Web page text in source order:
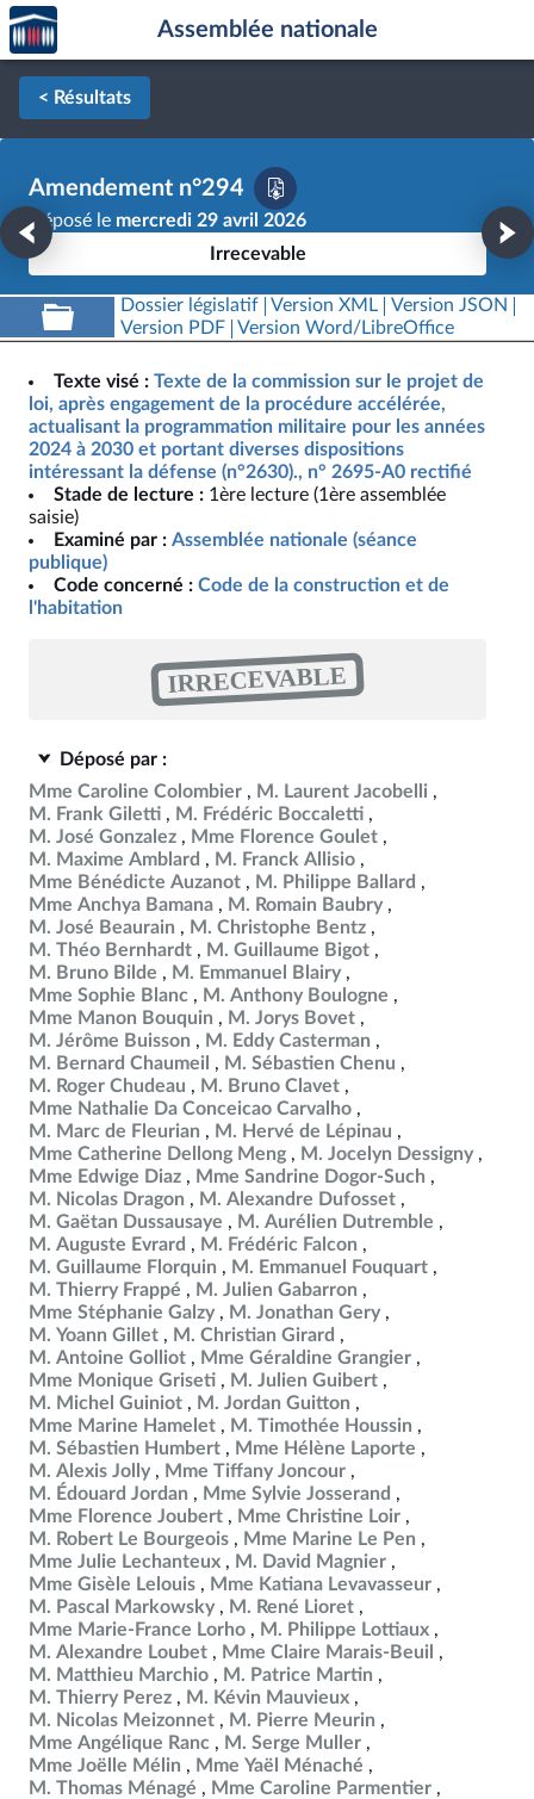
Aller au contenu
Aller en bas de la page
Accèder
à la
page
d'accueil
Assemblée nationale
< Résultats
Amendement n°294
Déposé le mercredi 29 avril 2026
Irrecevable
Dossier législatif Version XML
Version JSON
Version PDF
Version Word/LibreOffice
Texte visé : Texte de la commission sur le projet de
loi, après engagement de la procédure accélérée,
actualisant la programmation militaire pour les années
2024 à 2030 et portant diverses dispositions
intéressant la défense (n°2630)., n° 2695-A0 rectifié
Stade de lecture : 1ère lecture (1ère assemblée
saisie)
Examiné par : Assemblée nationale (séance
publique)
Code concerné : Code de la construction et de
l'habitation
IRRECEVABLE
Déposé par :
Mme Caroline Colombier
M. Laurent Jacobelli
M. Frank Giletti
M. Frédéric Boccaletti
M. José Gonzalez
Mme Florence Goulet
M. Maxime Amblard
M. Franck Allisio
Mme Bénédicte Auzanot
M. Philippe Ballard
Mme Anchya Bamana
M. Romain Baubry
M. José Beaurain
M. Christophe Bentz
M. Théo Bernhardt
M. Guillaume Bigot
M. Bruno Bilde
M. Emmanuel Blairy
Mme Sophie Blanc
M. Anthony Boulogne
Mme Manon Bouquin
M. Jorys Bovet
M. Jérôme Buisson
M. Eddy Casterman
M. Bernard Chaumeil
M. Sébastien Chenu
M. Roger Chudeau
M. Bruno Clavet
Mme Nathalie Da Conceicao Carvalho
M. Marc de Fleurian
M. Hervé de Lépinau
Mme Catherine Dellong Meng
M. Jocelyn Dessigny
Mme Edwige Diaz
Mme Sandrine Dogor-Such
M. Nicolas Dragon
M. Alexandre Dufosset
M. Gaëtan Dussausaye
M. Aurélien Dutremble
M. Auguste Evrard
M. Frédéric Falcon
M. Guillaume Florquin
M. Emmanuel Fouquart
M. Thierry Frappé
M. Julien Gabarron
Mme Stéphanie Galzy
M. Jonathan Gery
M. Yoann Gillet
M. Christian Girard
M. Antoine Golliot
Mme Géraldine Grangier
Mme Monique Griseti
M. Julien Guibert
M. Michel Guiniot
M. Jordan Guitton
Mme Marine Hamelet
M. Timothée Houssin
M. Sébastien Humbert
Mme Hélène Laporte
M. Alexis Jolly
Mme Tiffany Joncour
M. Édouard Jordan
Mme Sylvie Josserand
Mme Florence Joubert
Mme Christine Loir
M. Robert Le Bourgeois
Mme Marine Le Pen
Mme Julie Lechanteux
M. David Magnier
Mme Gisèle Lelouis
Mme Katiana Levavasseur
M. Pascal Markowsky
M. René Lioret
Mme Marie-France Lorho
M. Philippe Lottiaux
M. Alexandre Loubet
Mme Claire Marais-Beuil
M. Matthieu Marchio
M. Patrice Martin
M. Thierry Perez
M. Kévin Mauvieux
M. Nicolas Meizonnet
M. Pierre Meurin
Mme Angélique Ranc
M. Serge Muller
Mme Joëlle Mélin
Mme Yaël Ménaché
M. Thomas Ménagé
Mme Caroline Parmentier